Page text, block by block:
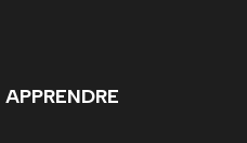
APPRENDRE